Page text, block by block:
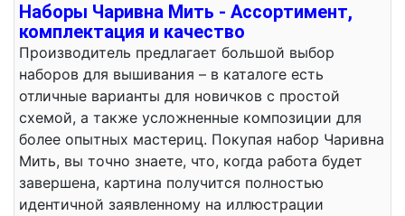
Наборы Чаривна Мить - Ассортимент,
комплектация и качество
Производитель предлагает большой выбор
наборов для вышивания – в каталоге есть
отличные варианты для новичков с простой
схемой, а также усложненные композиции для
более опытных мастериц. Покупая набор Чаривна
Мить, вы точно знаете, что, когда работа будет
завершена, картина получится полностью
идентичной заявленному на иллюстрации